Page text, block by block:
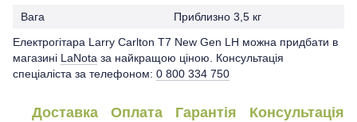
Вага
Приблизно 3,5 кг
Електрогітара Larry Carlton T7 New Gen LH можна придбати в
магазині LaNota за найкращою ціною. Консультація
спеціаліста за телефоном: 0 800 334 750
Доставка Оплата Гарантія Консультація